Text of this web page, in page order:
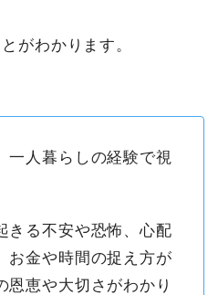
がわかります。
一人暮らしの経験で視
きる不安や恐怖、心配
お金や時間の捉え方が
恩恵や大切さがわかり